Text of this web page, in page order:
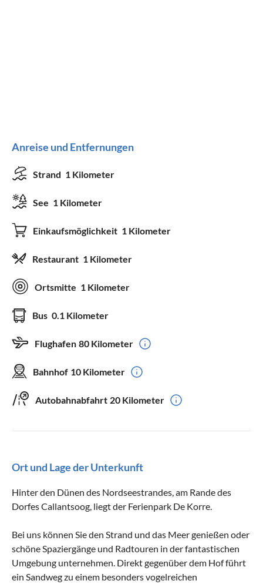
Anreise und Entfernungen
Strand 1 Kilometer
See 1 Kilometer
Einkaufsmöglichkeit 1 Kilometer
Restaurant 1 Kilometer
Ortsmitte 1 Kilometer
Bus 0.1 Kilometer
Flughafen 80 Kilometer
Bahnhof 10 Kilometer
Autobahnabfahrt 20 Kilometer
Ort und Lage der Unterkunft
Hinter den Dünen des Nordseestrandes, am Rande des
Dorfes Callantsoog, liegt der Ferienpark De Korre.
Bei uns können Sie den Strand und das Meer genießen oder
schöne Spaziergänge und Radtouren in der fantastischen
Umgebung unternehmen. Direkt gegenüber dem Hof führt
ein Sandweg zu einem besonders vogelreichen